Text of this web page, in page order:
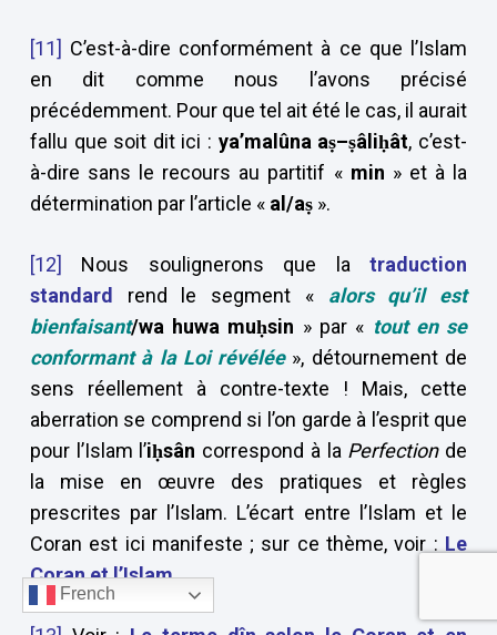
[11] C’est-à-dire conformément à ce que l’Islam
en dit comme nous l’avons précisé
précédemment. Pour que tel ait été le cas, il aurait
fallu que soit dit ici : ya’malûna aṣ–ṣâliḥât, c’est-
à-dire sans le recours au partitif « min » et à la
détermination par l’article « al/aṣ».
[12] Nous soulignerons que latraduction
standard
rend le segment « alors qu’il est
bienfaisant/wa huwa muḥsin » par « tout en se
conformant à la Loi révélée», détournement de
sens réellement à contre-texte ! Mais, cette
aberration se comprend si l’on garde à l’esprit que
pour l’Islam l’iḥsân correspond à la Perfectionde
la mise en œuvre des pratiques et règles
prescrites par l’Islam. L’écart entre l’Islam et le
Coran est ici manifeste ; sur ce thème, voir : Le
Coran et l’Islam.
French